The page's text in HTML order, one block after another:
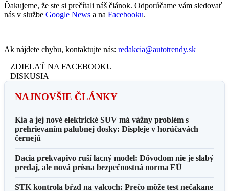
Ďakujeme, že ste si prečítali náš článok. Odporúčame vám sledovať
nás v službe Google News a na Facebooku.
Ak nájdete chybu, kontaktujte nás: redakcia@autotrendy.sk
ZDIELAŤ NA FACEBOOKU
DISKUSIA
NAJNOVŠIE ČLÁNKY
Kia a jej nové elektrické SUV má vážny problém s
prehrievaním palubnej dosky: Displeje v horúčavách
černejú
Dacia prekvapivo ruší lacný model: Dôvodom nie je slabý
predaj, ale nová prísna bezpečnostná norma EÚ
STK kontrola bŕzd na valcoch: Prečo môže test nečakane